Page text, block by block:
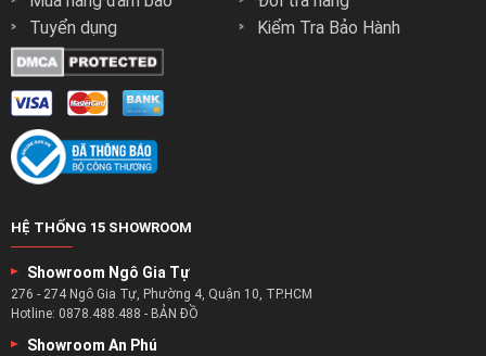
Tuyển dụng
Kiểm Tra Bảo Hành
HỆ THỐNG 15 SHOWROOM
Showroom Ngô Gia Tự
276 - 274 Ngô Gia Tự, Phường 4, Quận 10, TP.HCM
Hotline: 0878.488.488 - BẢN ĐỒ
Showroom An Phú